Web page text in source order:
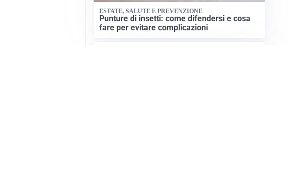
ESTATE, SALUTE E PREVENZIONE
Punture di insetti: come difendersi e cosa
fare per evitare complicazioni